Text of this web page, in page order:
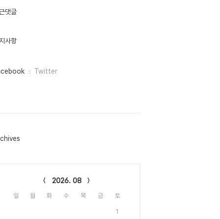
댓글
사항
Twitter
2026. 08
일 월 화 수 목 금 토
1